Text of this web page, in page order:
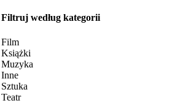
Filtruj według kategorii
Film
Książki
Muzyka
Inne
Sztuka
Teatr